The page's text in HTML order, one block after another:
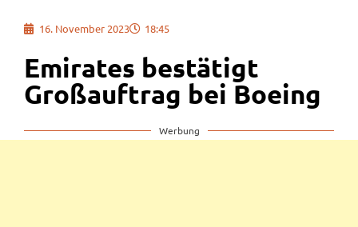
16. November 2023 18:45
Emirates bestätigt
Großauftrag bei Boeing
Werbung